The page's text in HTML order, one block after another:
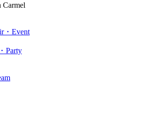
Carmel
・Event
Party